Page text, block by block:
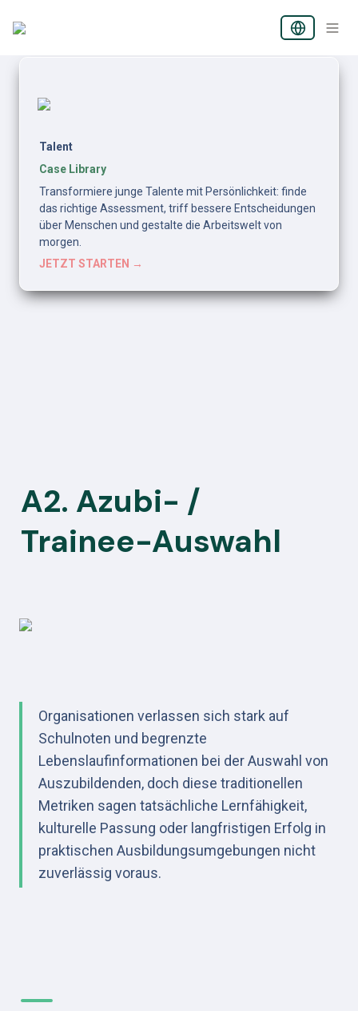
Talent
Case Library
Transformiere junge Talente mit Persönlichkeit: finde
das richtige Assessment, triff bessere Entscheidungen
über Menschen und gestalte die Arbeitswelt von
morgen.
JETZT STARTEN →
A2. Azubi- /
Trainee-Auswahl
Organisationen verlassen sich stark auf
Schulnoten und begrenzte
Lebenslaufinformationen bei der Auswahl von
Auszubildenden, doch diese traditionellen
Metriken sagen tatsächliche Lernfähigkeit,
kulturelle Passung oder langfristigen Erfolg in
praktischen Ausbildungsumgebungen nicht
zuverlässig voraus.